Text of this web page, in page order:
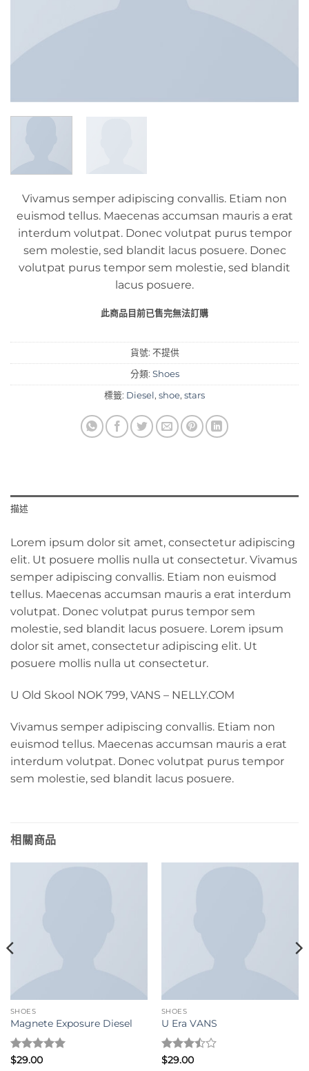
Vivamus semper adipiscing convallis. Etiam non
euismod tellus. Maecenas accumsan mauris a erat
interdum volutpat. Donec volutpat purus tempor
sem molestie, sed blandit lacus posuere. Donec
volutpat purus tempor sem molestie, sed blandit
lacus posuere.
此商品目前已售完無法訂購
貨號: 不提供
分類: Shoes
標籤: Diesel, shoe, stars
描述
Lorem ipsum dolor sit amet, consectetur adipiscing
elit. Ut posuere mollis nulla ut consectetur. Vivamus
semper adipiscing convallis. Etiam non euismod
tellus. Maecenas accumsan mauris a erat interdum
volutpat. Donec volutpat purus tempor sem
molestie, sed blandit lacus posuere. Lorem ipsum
dolor sit amet, consectetur adipiscing elit. Ut
posuere mollis nulla ut consectetur.
U Old Skool NOK 799, VANS – NELLY.COM
Vivamus semper adipiscing convallis. Etiam non
euismod tellus. Maecenas accumsan mauris a erat
interdum volutpat. Donec volutpat purus tempor
sem molestie, sed blandit lacus posuere.
相關商品
SHOES
Magnete Exposure Diesel
評分5
$29.00
SHOES
U Era VANS
評分
$29.00